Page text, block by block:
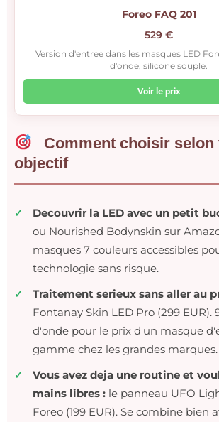
Foreo FAQ 201
529 €
Version d'entree dans les masques LED
d'onde, silicone souple.
Voir le prix
Comment choisir selon
objectif
Decouvrir la LED avec un petit
ou Nourished Bodynskin sur
masques 7 couleurs accessibles
technologie sans risque.
Traitement serieux sans aller au
Fontanay Skin LED Pro (299 EUR).
d'onde pour le prix d'un masque
gamme chez les grandes marques.
Vous avez deja une routine et
mains libres : le panneau UFO
Foreo (199 EUR). Se combine bien